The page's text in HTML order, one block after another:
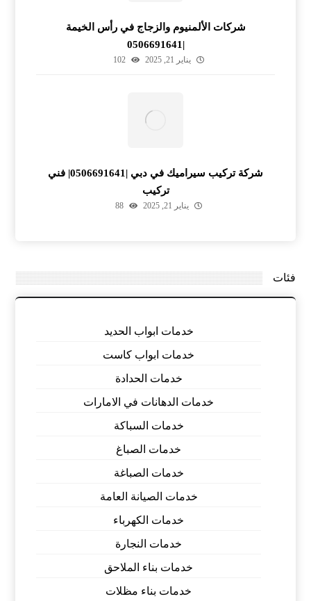
شركات الألمنيوم والزجاج في رأس الخيمة
|0506691641
يناير 21, 2025 102
شركة تركيب سيراميك في دبي |0506691641| فني
تركيب
يناير 21, 2025 88
فئات
خدمات ابواب الحديد
خدمات ابواب كاست
خدمات الحدادة
خدمات الدهانات في الامارات
خدمات السباكة
خدمات الصباغ
خدمات الصباغة
خدمات الصيانة العامة
خدمات الكهرباء
خدمات النجارة
خدمات بناء الملاحق
خدمات بناء مظلات